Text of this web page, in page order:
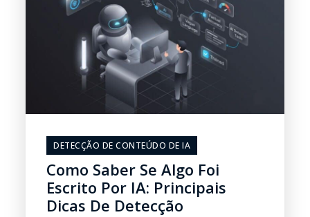
DETECÇÃO DE CONTEÚDO DE IA
Como Saber Se Algo Foi
Escrito Por IA: Principais
Dicas De Detecção